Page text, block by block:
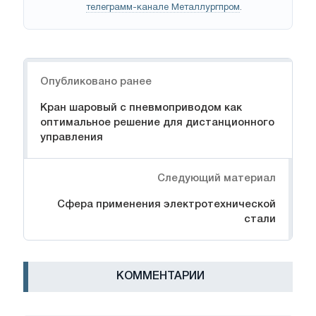
телеграмм-канале Металлургпром.
Опубликовано ранее
Кран шаровый с пневмоприводом как
оптимальное решение для дистанционного
управления
Следующий материал
Сфера применения электротехнической
стали
КОММЕНТАРИИ